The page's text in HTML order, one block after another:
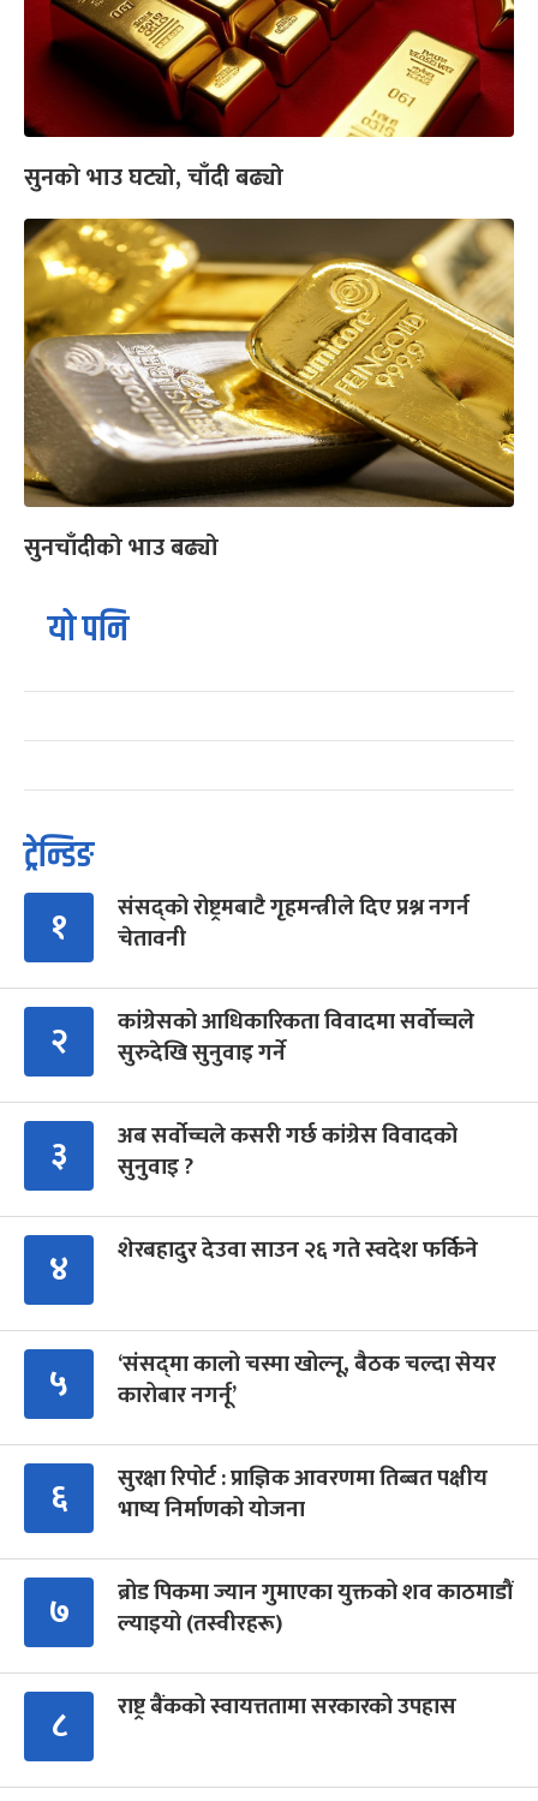
सुनको भाउ घट्यो, चाँदी बढ्यो
सुनचाँदीको भाउ बढ्यो
यो पनि
ट्रेन्डिङ
१
संसद्को रोष्ट्रमबाटै गृहमन्त्रीले दिए प्रश्न नगर्न
चेतावनी
२
कांग्रेसको आधिकारिकता विवादमा सर्वोच्चले
सुरुदेखि सुनुवाइ गर्ने
३
अब सर्वोच्चले कसरी गर्छ कांग्रेस विवादको
सुनुवाइ ?
४ शेरबहादुर देउवा साउन २६ गते स्वदेश फर्किने
५
‘संसद्‍मा कालो चस्मा खोल्नू, बैठक चल्दा सेयर
कारोबार नगर्नू’
६
सुरक्षा रिपोर्ट : प्राज्ञिक आवरणमा तिब्बत पक्षीय
भाष्य निर्माणको योजना
७
ब्रोड पिकमा ज्यान गुमाएका युक्तको शव काठमाडौं
ल्याइयो (तस्वीरहरू)
८ राष्ट्र बैंकको स्वायत्ततामा सरकारको उपहास